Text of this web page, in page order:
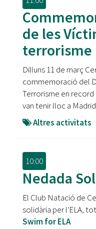
de les
terrorisme
Dilluns 11 de març
commemoració del
Terrorisme en
van tenir lloc a
Altres activitats
10:00
Nedada
El Club Natació de
solidària per l'ELA,
Swim for ELA